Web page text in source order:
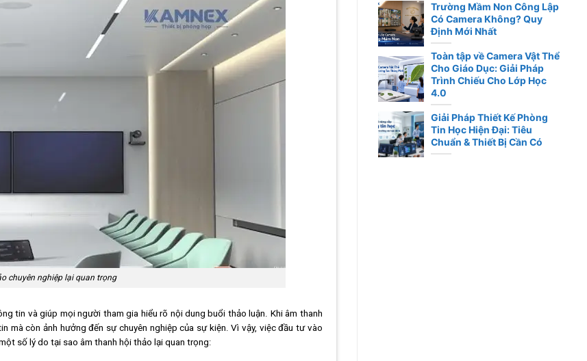
chuyên nghiệp lại quan trọng
tin và giúp mọi người tham gia hiểu rõ nội dung buổi thảo luận. Khi âm thanh
còn ảnh hưởng đến sự chuyên nghiệp của sự kiện. Vì vậy, việc đầu tư vào
số lý do tại sao âm thanh hội thảo lại quan trọng:
Trường Mầm Non Công Lập
Có Camera Không? Quy
Định Mới Nhất
Toàn tập về Camera Vật Thể
Cho Giáo Dục: Giải Pháp
Trình Chiếu Cho Lớp Học
4.0
Giải Pháp Thiết Kế Phòng
Tin Học Hiện Đại: Tiêu
Chuẩn & Thiết Bị Cần Có